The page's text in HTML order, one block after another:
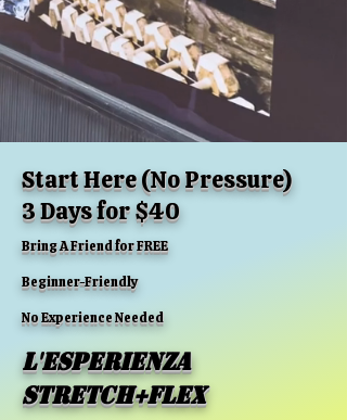
Start Here (No Pressure)
3 Days for $40
Bring A Friend for FREE
Beginner-Friendly
No Experience Needed
L'esperienza
Stretch+Flex